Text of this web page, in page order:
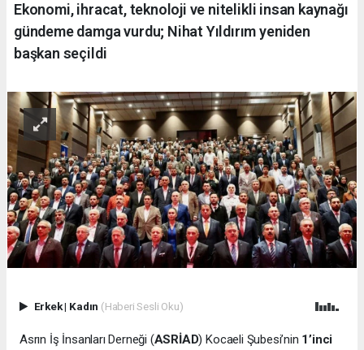
Ekonomi, ihracat, teknoloji ve nitelikli insan kaynağı
gündeme damga vurdu; Nihat Yıldırım yeniden
başkan seçildi
Erkek| Kadın (Haberi Sesli Oku)
Asrın İş İnsanları Derneği (ASRİAD) Kocaeli Şubesi’nin 1’inci